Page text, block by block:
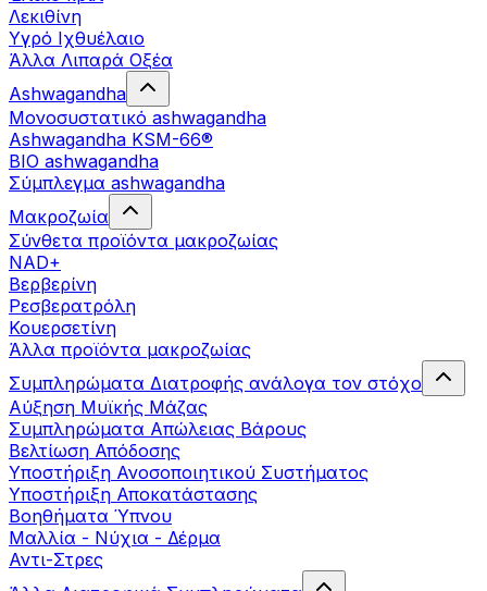
Λεκιθίνη
Υγρό Ιχθυέλαιο
Άλλα Λιπαρά Οξέα
Ashwagandha
Μονοσυστατικό ashwagandha
Ashwagandha KSM-66®
BIO ashwagandha
Σύμπλεγμα ashwagandha
Μακροζωία
Σύνθετα προϊόντα μακροζωίας
NAD+
Βερβερίνη
Ρεσβερατρόλη
Κουερσετίνη
Άλλα προϊόντα μακροζωίας
Συμπληρώματα Διατροφής ανάλογα τον στόχο
Αύξηση Μυϊκής Μάζας
Συμπληρώματα Aπώλειας Βάρους
Βελτίωση Απόδοσης
Υποστήριξη Ανοσοποιητικού Συστήματος
Yποστήριξη Αποκατάστασης
Βοηθήματα Ύπνου
Μαλλία - Νύχια - Δέρμα
Αντι-Στρες